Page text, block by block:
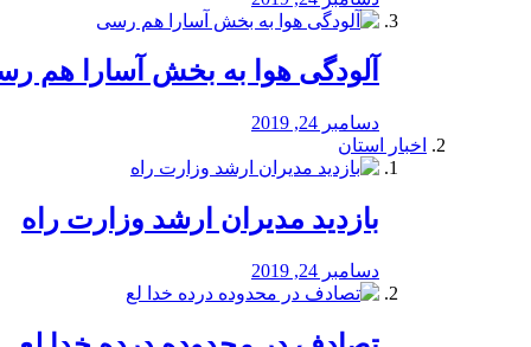
آلودگی هوا به بخش آسارا هم
دسامبر 24, 2019
اخبار استان
بازدید مدیران ارشد وزارت راه
دسامبر 24, 2019